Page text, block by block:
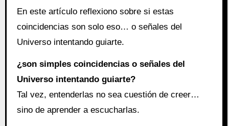
En este artículo reflexiono sobre si estas
coincidencias son solo eso… o señales del
Universo intentando guiarte.
¿son simples coincidencias o señales del
Universo intentando guiarte?
Tal vez, entenderlas no sea cuestión de creer…
sino de aprender a escucharlas.